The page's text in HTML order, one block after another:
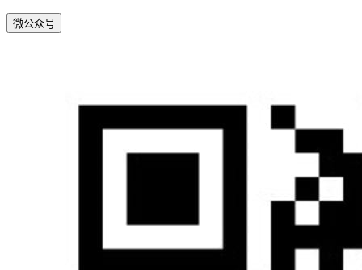
微公众号